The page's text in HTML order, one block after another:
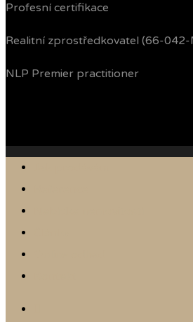
Profesní certifikace
Realitní zprostředkovatel (66-042-
NLP Premier practitioner